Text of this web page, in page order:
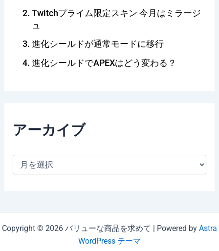
Twitchプライム限定スキン 今月はミラージ
ュ
進化シールドが通常モードに移行
進化シールドでAPEXはどう変わる？
アーカイブ
Copyright © 2026 バリューな商品を求めて | Powered by Astra
WordPress テーマ